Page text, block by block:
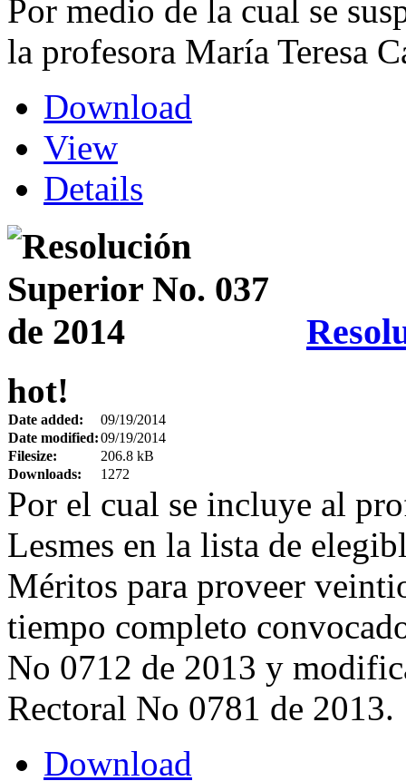
Por medio de la cual se
la profesora María Teresa
Download
View
Details
hot!
Date added:
09/19/2014
Date modified:09/19/2014
Filesize:
206.8 kB
Downloads:
1272
Por el cual se incluye al
Lesmes en la lista de
Méritos para proveer
tiempo completo
No 0712 de 2013 y
Rectoral No 0781 de 2013.
Download